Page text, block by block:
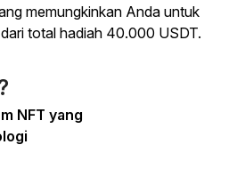
memungkinkan Anda untuk
total hadiah 40.000 USDT.
NFT yang